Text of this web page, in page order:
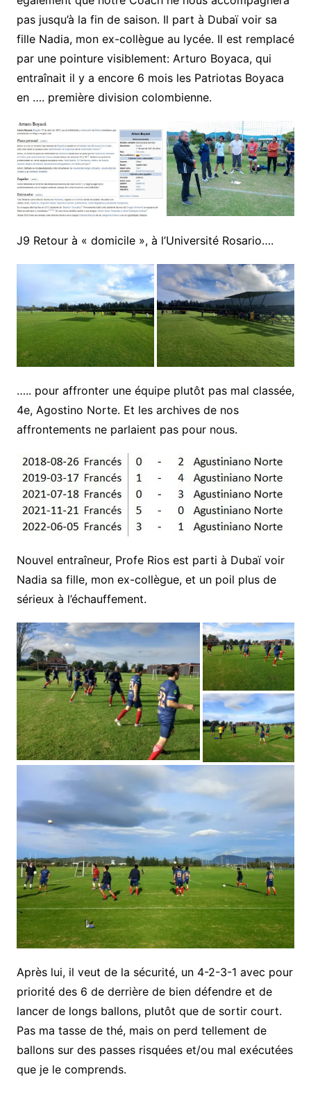
pas jusqu’à la fin de saison. Il part à Dubaï voir sa
fille Nadia, mon ex-collègue au lycée. Il est remplacé
par une pointure visiblement: Arturo Boyaca, qui
entraînait il y a encore 6 mois les Patriotas Boyaca
en …. première division colombienne.
J9 Retour à « domicile », à l’Université Rosario….
….. pour affronter une équipe plutôt pas mal classée,
4e, Agostino Norte. Et les archives de nos
affrontements ne parlaient pas pour nous.
Nouvel entraîneur, Profe Rios est parti à Dubaï voir
Nadia sa fille, mon ex-collègue, et un poil plus de
sérieux à l’échauffement.
Après lui, il veut de la sécurité, un 4-2-3-1 avec pour
priorité des 6 de derrière de bien défendre et de
lancer de longs ballons, plutôt que de sortir court.
Pas ma tasse de thé, mais on perd tellement de
ballons sur des passes risquées et/ou mal exécutées
que je le comprends.